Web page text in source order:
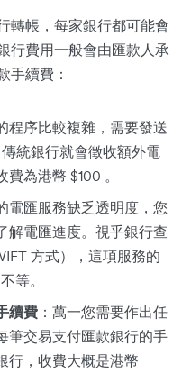
轉帳，每家銀行都可能會
行費用一般會由匯款人承
手續費：
程序比較複雜，需要發送
統銀行就會徵收額外電
為港幣 $100 。
電匯服務缺乏透明度，您
解電匯進度。視乎銀行查
方式），這項服務的
等。
續費 ：萬一您需要作出任
筆交易支付匯款銀行的手
行，收費大概是港幣